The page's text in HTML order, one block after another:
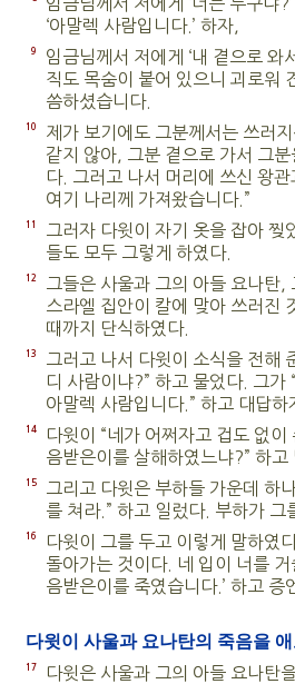
‘아말렉 사람입니다.’ 하자,
9
임금님께서 저에게 ‘내 곁으로 와
직도 목숨이 붙어 있으니 괴로워
씀하셨습니다.
10
제가 보기에도 그분께서는 쓰러
같지 않아, 그분 곁으로 가서 그
다. 그러고 나서 머리에 쓰신 왕
여기 나리께 가져왔습니다.”
11
그러자 다윗이 자기 옷을 잡아 찢
들도 모두 그렇게 하였다.
12
그들은 사울과 그의 아들 요나탄,
스라엘 집안이 칼에 맞아 쓰러진
때까지 단식하였다.
13
그러고 나서 다윗이 소식을 전해
디 사람이냐?” 하고 물었다. 그가
아말렉 사람입니다.” 하고 대답하
14
다윗이 “네가 어쩌자고 겁도 없
음받은이를 살해하였느냐?” 하고
15
그리고 다윗은 부하들 가운데 하
를 쳐라.” 하고 일렀다. 부하가 그
16
다윗이 그를 두고 이렇게 말하였
돌아가는 것이다. 네 입이 너를 거
음받은이를 죽였습니다.’ 하고 증
다윗이 사울과 요나탄의 죽음을
17
다윗은 사울과 그의 아들 요나탄